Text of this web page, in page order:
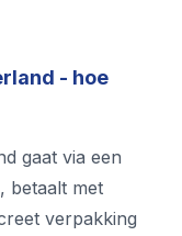
- hoe
gaat via een
betaalt met
verpakking